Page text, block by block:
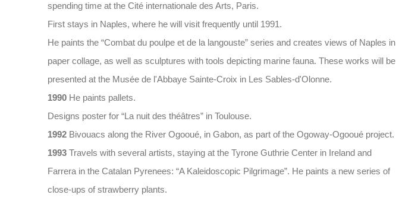
spending time at the Cité internationale des Arts, Paris.
First stays in Naples, where he will visit frequently until 1991.
He paints the “Combat du poulpe et de la langouste” series and creates views of Naples in
paper collage, as well as sculptures with tools depicting marine fauna. These works will be
presented at the Musée de l'Abbaye Sainte-Croix in Les Sables-d'Olonne.
1990 He paints pallets.
Designs poster for “La nuit des théâtres” in Toulouse.
1992 Bivouacs along the River Ogooué, in Gabon, as part of the Ogoway-Ogooué project.
1993 Travels with several artists, staying at the Tyrone Guthrie Center in Ireland and
Farrera in the Catalan Pyrenees: “A Kaleidoscopic Pilgrimage”. He paints a new series of
close-ups of strawberry plants.